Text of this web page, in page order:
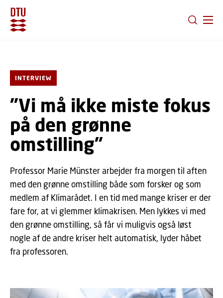
INTERVIEW
"Vi må ikke miste fokus
på den grønne
omstilling"
Professor Marie Münster arbejder fra morgen til aften
med den grønne omstilling både som forsker og som
medlem af Klimarådet. I en tid med mange kriser er der
fare for, at vi glemmer klimakrisen. Men lykkes vi med
den grønne omstilling, så får vi muligvis også løst
nogle af de andre kriser helt automatisk, lyder håbet
fra professoren.